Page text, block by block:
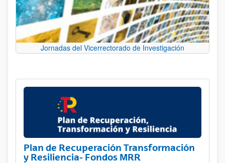
Jornadas del Vicerrectorado de Investigación
Plan de Recuperación Transformación
y Resiliencia- Fondos MRR